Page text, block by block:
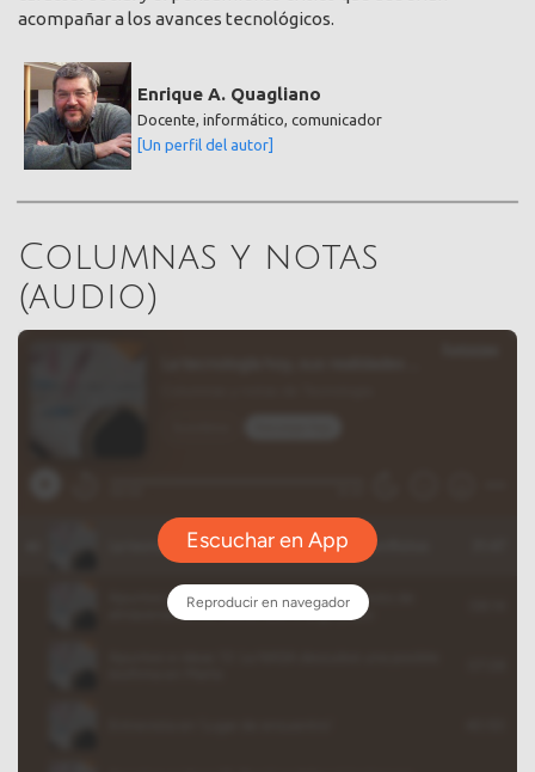
acompañar a los avances tecnológicos.
Enrique A. Quagliano
Docente, informático, comunicador
[Un perfil del autor]
Columnas y notas
(audio)